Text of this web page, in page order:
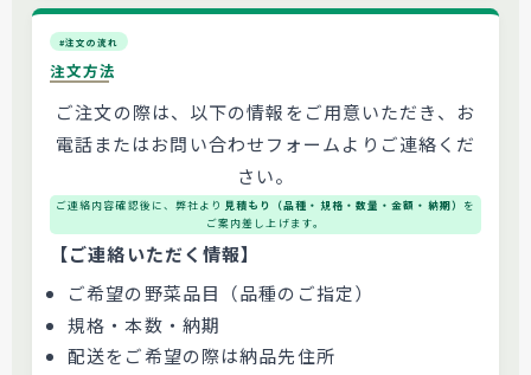
#注文の流れ
注文方法
ご注文の際は、以下の情報をご用意いただき、お
電話またはお問い合わせフォームよりご連絡くだ
さい。
ご連絡内容確認後に、弊社より 見積もり（品種・規格・数量・金額・納期） を
ご案内差し上げます。
【ご連絡いただく情報】
ご希望の野菜品目（品種のご指定）
規格・本数・納期
配送をご希望の際は納品先住所